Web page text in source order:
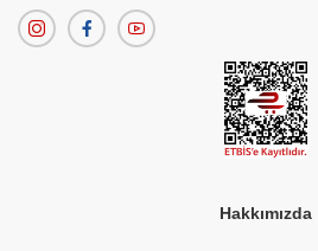
Hakkımızda